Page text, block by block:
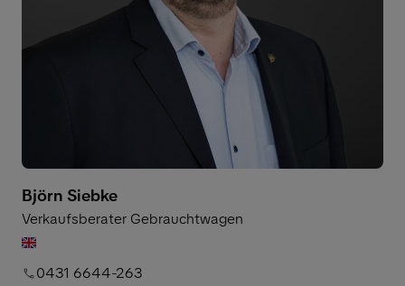
Björn Siebke
Verkaufsberater Gebrauchtwagen
0431 6644-263